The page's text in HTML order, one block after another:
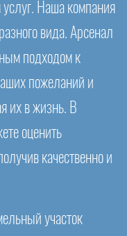
Наша компания
вида. Арсенал
подходом к
пожеланий и
их в жизнь. В
оценить
качественно и
участок